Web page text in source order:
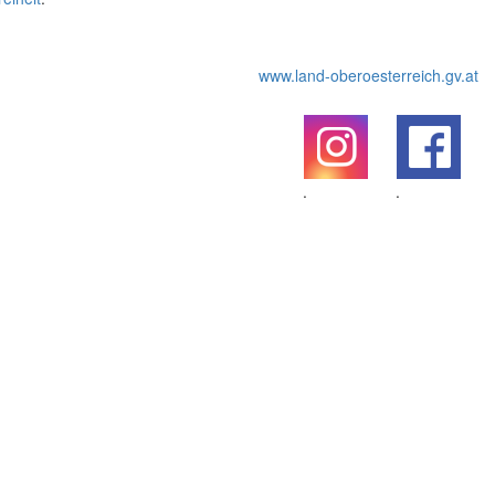
www.land-oberoesterreich.gv.at
.
.